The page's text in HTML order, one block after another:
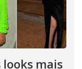
looks mais